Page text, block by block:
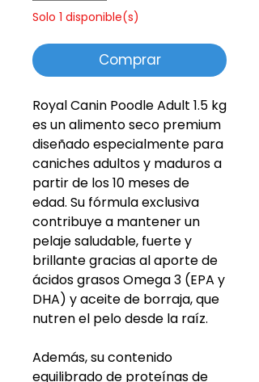
Solo 1 disponible(s)
Comprar
Royal Canin Poodle Adult 1.5 kg
es un alimento seco premium
diseñado especialmente para
caniches adultos y maduros a
partir de los 10 meses de
edad. Su fórmula exclusiva
contribuye a mantener un
pelaje saludable, fuerte y
brillante gracias al aporte de
ácidos grasos Omega 3 (EPA y
DHA) y aceite de borraja, que
nutren el pelo desde la raíz.
Además, su contenido
equilibrado de proteínas de